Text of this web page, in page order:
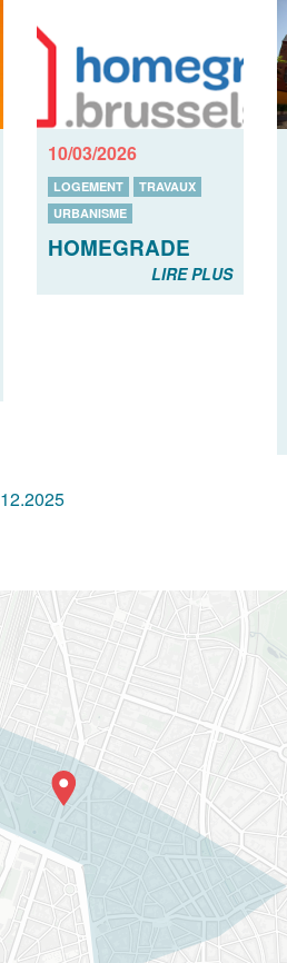
10/03/2026
LOGEMENT
TRAVAUX
URBANISME
HOMEGRADE
LIRE PLUS